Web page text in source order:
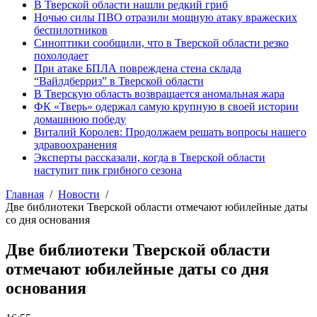
В Тверской области нашли редкий гриб
Ночью силы ПВО отразили мощную атаку вражеских
беспилотников
Синоптики сообщили, что в Тверской области резко
похолодает
При атаке БПЛА повреждена стена склада
“Вайлдберриз” в Тверской области
В Тверскую область возвращается аномальная жара
ФК «Тверь» одержал самую крупную в своей истории
домашнюю победу
Виталий Королев: Продолжаем решать вопросы нашего
здравоохранения
Эксперты рассказали, когда в Тверской области
наступит пик грибного сезона
Главная
Новости
Две библиотеки Тверской области отмечают юбилейные даты
со дня основания
Две библиотеки Тверской области
отмечают юбилейные даты со дня
основания